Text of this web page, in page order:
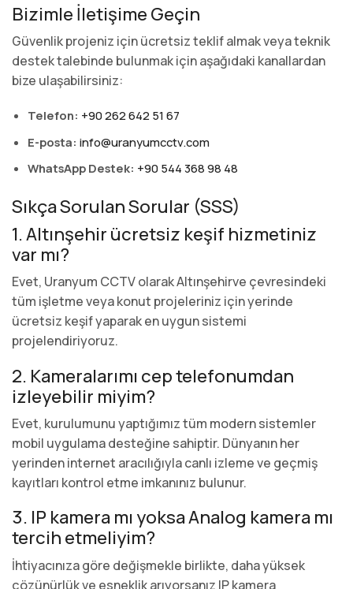
Bizimle İletişime Geçin
Güvenlik projeniz için ücretsiz teklif almak veya teknik
destek talebinde bulunmak için aşağıdaki kanallardan
bize ulaşabilirsiniz:
Telefon: +90 262 642 51 67
E-posta: info@uranyumcctv.com
WhatsApp Destek: +90 544 368 98 48
Sıkça Sorulan Sorular (SSS)
1. Altınşehir ücretsiz keşif hizmetiniz
var mı?
Evet, Uranyum CCTV olarak Altınşehirve çevresindeki
tüm işletme veya konut projeleriniz için yerinde
ücretsiz keşif yaparak en uygun sistemi
projelendiriyoruz.
2. Kameralarımı cep telefonumdan
izleyebilir miyim?
Evet, kurulumunu yaptığımız tüm modern sistemler
mobil uygulama desteğine sahiptir. Dünyanın her
yerinden internet aracılığıyla canlı izleme ve geçmiş
kayıtları kontrol etme imkanınız bulunur.
3. IP kamera mı yoksa Analog kamera mı
tercih etmeliyim?
İhtiyacınıza göre değişmekle birlikte, daha yüksek
çözünürlük ve esneklik arıyorsanız IP kamera